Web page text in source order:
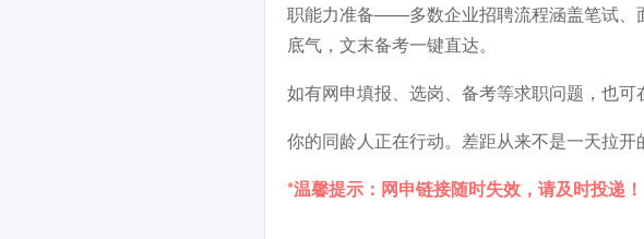
职能力准备——多数企业招聘流程涵盖笔试、
底气，文末备考一键直达。
如有网申填报、选岗、备考等求职问题，也可
你的同龄人正在行动。差距从来不是一天拉开
*温馨提示：网申链接随时失效，请及时投递！